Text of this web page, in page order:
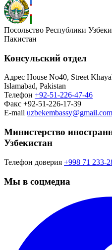
Посольство Республики
Пакистан
Консульский отдел
Адрес House No40, Street
Islamabad, Pakistan
Телефон +92-51-226-47-46
Факс +92-51-226-17-39
E-mail uzbekembassy@gmail.com
Министерство
Узбекистан
Телефон доверия +998 71 233-
Мы в соцмедиа